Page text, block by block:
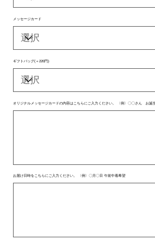
メッセージカード
ギフトバッグ(＋220円)
オリジナルメッセージカードの内容はこちらにご入力ください。 〈例〉〇〇さん お誕
入
力
で
お届け日時をこちらにご入力ください。 〈例〉〇月〇日 午前中着希望
入